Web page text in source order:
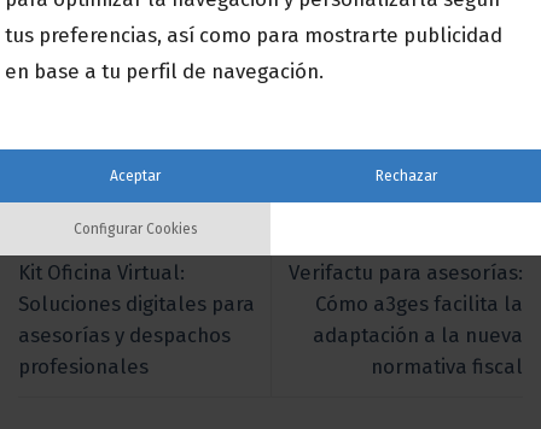
Esta entrada fue publicada en
Kit Oficina Virtual:
Soluciones digitales para
asesorías y despachos
profesionales
Verifactu para asesorías:
Cómo a3ges facilita la
adaptación a la nueva
normativa fiscal
tus preferencias, así como para mostrarte publicidad
en base a tu perfil de navegación.
Aceptar Rechazar
Configurar Cookies